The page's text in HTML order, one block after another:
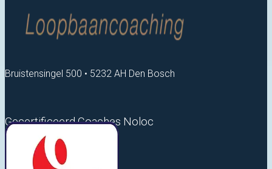
Bruistensingel 500 • 5232 AH Den Bosch
Gecertificeerd Coaches Noloc